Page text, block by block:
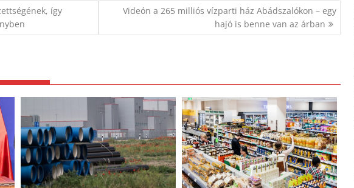
így
Videón a 265 milliós vízparti ház Abádszalókon – egy
hajó is benne van az árban